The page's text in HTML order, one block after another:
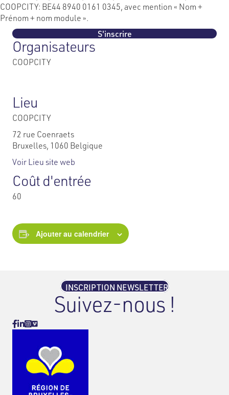
COOPCITY: BE44 8940 0161 0345, avec mention « Nom +
Prénom + nom module ».
S'inscrire
Organisateurs
COOPCITY
Lieu
COOPCITY
72 rue Coenraets
Bruxelles, 1060 Belgique
Voir Lieu site web
Coût d'entrée
60
Ajouter au calendrier
INSCRIPTION NEWSLETTER
Suivez-nous !
Facebook
Linkedin
Instagram
Vimeo